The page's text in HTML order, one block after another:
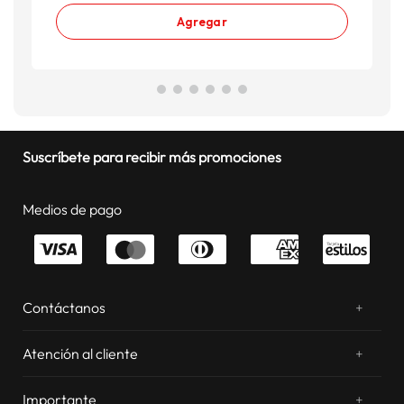
Agregar
Suscríbete para recibir más promociones
Medios de pago
Contáctanos +
Atención al cliente
+
Importante +